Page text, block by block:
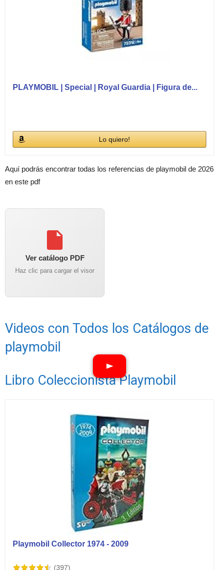
PLAYMOBIL | Special | Royal Guardia | Figura de...
Lo quiero!
Aquí podrás encontrar todas los referencias de playmobil de 2026
en este pdf
Ver catálogo PDF
Haz clic para cargar el visor
Videos con Todos los Catálogos de
playmobil
Libro Coleccionista Playmobil
Playmobil Collector 1974 - 2009
(397)